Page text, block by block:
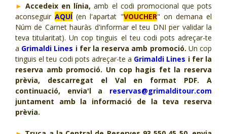
► Accedeix en línia, amb el codi promocional que pots
aconseguirAQUÍ (en l'apartat "VOUCHER" on demana el
Núm de Carnet hauràs d'informar el teu DNI per validar la
teva titularitat). Un cop tinguis el teu codi pots adreçar-te
a Grimaldi Lines i fer la reserva amb promoció. Un cop
tinguis el teu codi pots adreçar-te a Grimaldi Lines i fer la
reserva amb promoció. Un cop hagis fet la reserva
prèvia, descarregat el Val en format PDF. A
continuació, envia'l a reservas@grimalditour.com
juntament amb la informació de la teva reserva
prèvia.